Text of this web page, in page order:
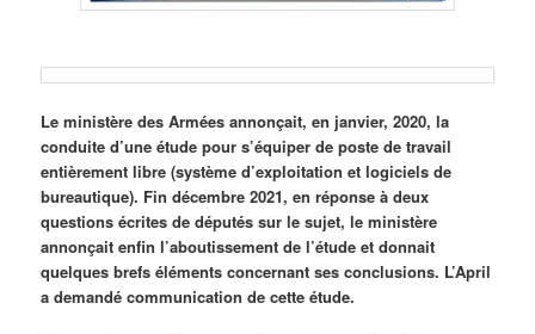
Le ministère des Armées annonçait, en janvier, 2020, la
conduite d’une étude pour s’équiper de poste de travail
entièrement libre (système d’exploitation et logiciels de
bureautique). Fin décembre 2021, en réponse à deux
questions écrites de députés sur le sujet, le ministère
annonçait enfin l’aboutissement de l’étude et donnait
quelques brefs éléments concernant ses conclusions. L’April
a demandé communication de cette étude.